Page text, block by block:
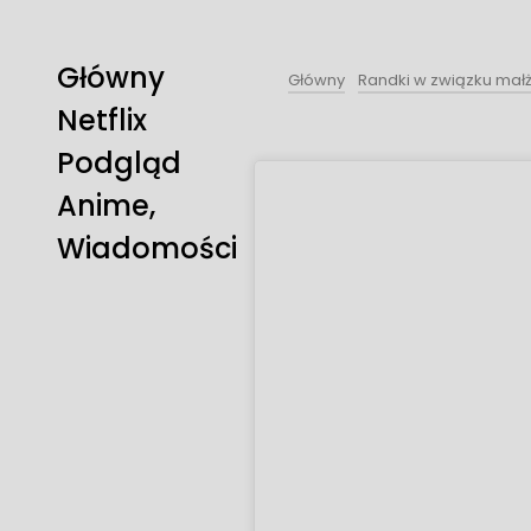
Główny
Netflix
Podgląd
Anime,
Wiadomości
Główny Randki w związku